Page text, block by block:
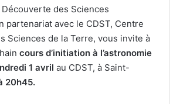
Découverte des Sciences
partenariat avec le CDST, Centre
Sciences de la Terre, vous invite à
cours d’initiation à l’astronomie
1 avril au CDST, à Saint-
20h45.